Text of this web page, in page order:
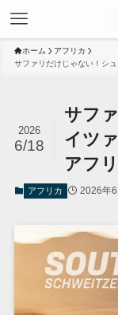
ホーム
アフリカ
サファリだけじゃない！シ
サフ
イツ
アフ
2026
6/18
アフリカ 2026年6